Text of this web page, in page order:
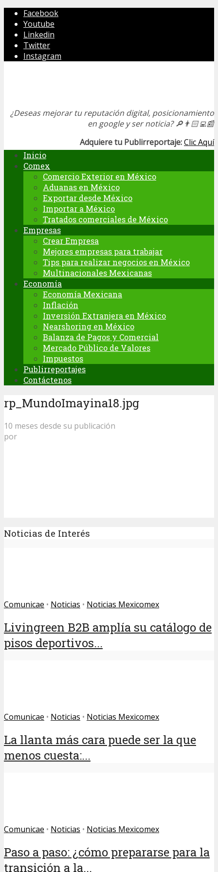
Facebook
Youtube
Linkedin
Twitter
Instagram
¿Deseas mejorar tu reputación digital, posicionamiento
en google y ser noticia?🔎👨🏻‍💻📰
Adquiere tu Publirreportaje:Clic Aquí
Inicio
Comex
Comercio Exterior en México
Aduanas en México
Exportar desde México
Importar a México
Tratados comerciales de México
Empresas
Crear Empresa
Mejores empresas para trabajar
Tips para realizar negocios en México
Multinacionales Mexicanas
Economía
Economía Mexicana
Inflación
Inversión Extranjera en México
Nearshoring en México
Balanza de Pagos y Comercial
Mercado Público de Valores
Impuestos
Publirreportajes
Contáctenos
rp_MundoImayina18.jpg
10 meses desde su publicación
por
Noticias de Interés
Comunicae • Noticias • Noticias Mexicomex
Livingreen B2B amplía su catálogo de
pisos deportivos...
Comunicae • Noticias • Noticias Mexicomex
La llanta más cara puede ser la que
menos cuesta:...
Comunicae • Noticias • Noticias Mexicomex
Paso a paso: ¿cómo prepararse para la
transición a la...